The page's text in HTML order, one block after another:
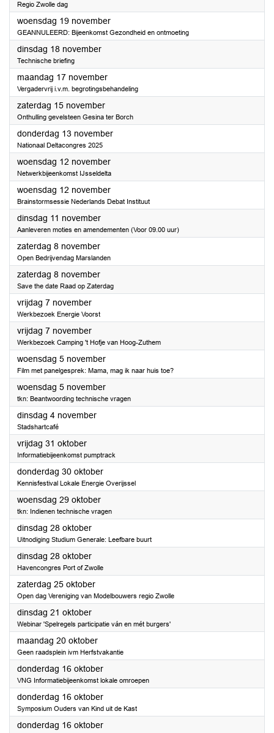
Regio Zwolle dag
woensdag 19 november2025
GEANNULEERD: Bijeenkomst Gezondheid en ontmoeting
dinsdag 18 november2025
Technische briefing
maandag 17 november2025
Vergadervrij i.v.m. begrotingsbehandeling
zaterdag 15 november2025
Onthulling gevelsteen Gesina ter Borch
donderdag 13 november2025
Nationaal Deltacongres 2025
woensdag 12 november2025
Netwerkbijeenkomst IJsseldelta
woensdag 12 november2025
Brainstormsessie Nederlands Debat Instituut
dinsdag 11 november2025
Aanleveren moties en amendementen (Voor 09.00 uur)
zaterdag 8 november2025
Open Bedrijvendag Marslanden
zaterdag 8 november2025
Save the date Raad op Zaterdag
vrijdag 7 november2025
Werkbezoek Energie Voorst
vrijdag 7 november2025
Werkbezoek Camping 't Hofje van Hoog-Zuthem
woensdag 5 november2025
Film met panelgesprek: Mama, mag ik naar huis toe?
woensdag 5 november2025
tkn: Beantwoording technische vragen
dinsdag 4 november2025
Stadshartcafé
vrijdag 31 oktober2025
Informatiebijeenkomst pumptrack
donderdag 30 oktober2025
Kennisfestival Lokale Energie Overijssel
woensdag 29 oktober2025
tkn: Indienen technische vragen
dinsdag 28 oktober2025
Uitnodiging Studium Generale: Leefbare buurt
dinsdag 28 oktober2025
Havencongres Port of Zwolle
zaterdag 25 oktober2025
Open dag Vereniging van Modelbouwers regio Zwolle
dinsdag 21 oktober2025
Webinar 'Spelregels participatie ván en mét burgers'
maandag 20 oktober2025
Geen raadsplein ivm Herfstvakantie
donderdag 16 oktober2025
VNG Informatiebijeenkomst lokale omroepen
donderdag 16 oktober2025
Symposium Ouders van Kind uit de Kast
donderdag 16 oktober2025